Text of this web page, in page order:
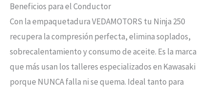
Beneficios para el Conductor
Con la empaquetadura VEDAMOTORS tu Ninja 250
recupera la compresión perfecta, elimina soplados,
sobrecalentamiento y consumo de aceite. Es la marca
que más usan los talleres especializados en Kawasaki
porque NUNCA falla ni se quema. Ideal tanto para